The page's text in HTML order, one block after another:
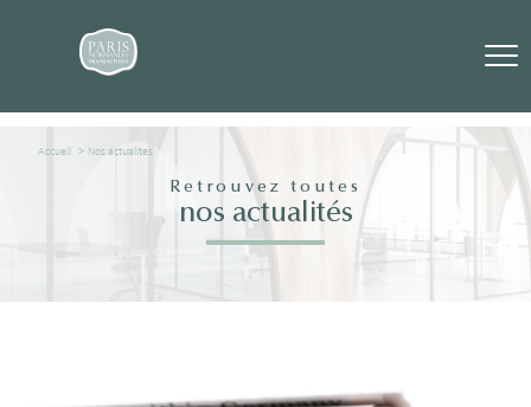
Accueil Nos actualites
Retrouvez toutes
nos actualités